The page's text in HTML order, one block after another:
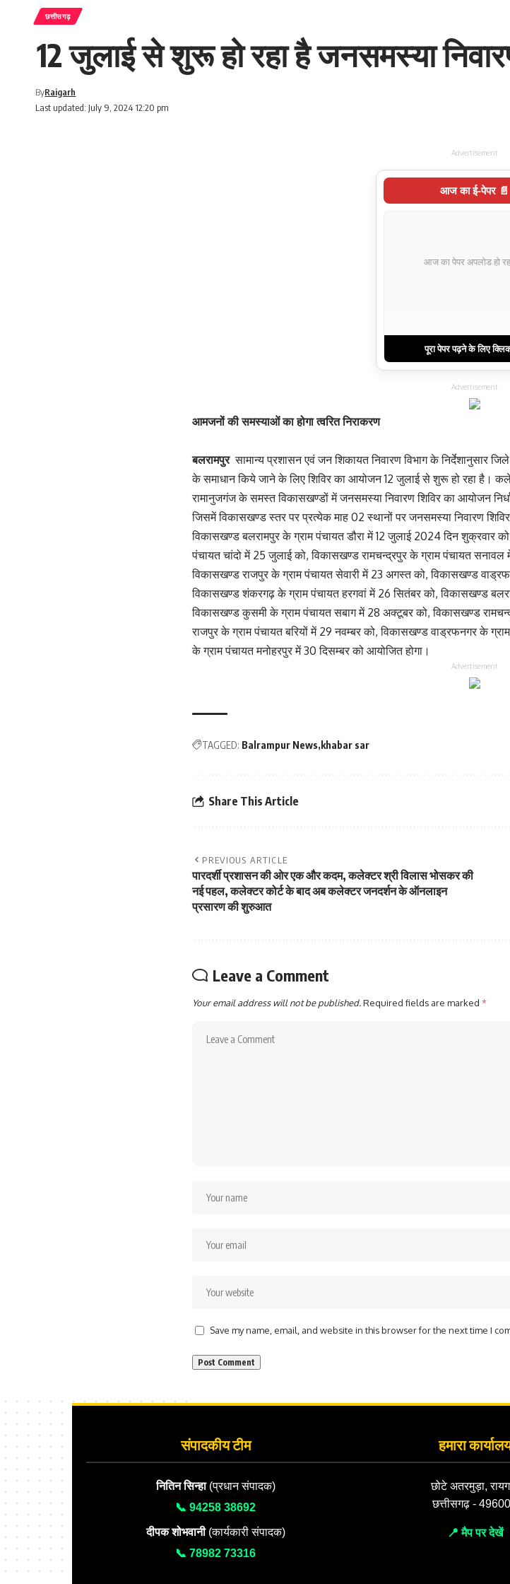
छत्तीसगढ़
12 जुलाई से शुरू हो रहा है जनसमस्या
Last updated: July 9, 2024 12:20 pm
ByRaigarh
Advertisement
आज का ई-पेपर 📄
आज का पेपर अपलोड हो
पूरा पेपर पढ़ने के लिए
Advertisement
आमजनों की समस्याओं का होगा त्वरित निराकरण
बलरामपुरसामान्य प्रशासन एवं जन शिकायत निवारण विभाग के निर्देशानुसार
के समाधान किये जाने के लिए शिविर का आयोजन 12 जुलाई से शुरू हो रहा है।
रामानुजगंज के समस्त विकासखण्डों में जनसमस्या निवारण शिविर का आयोजन
जिसमें विकासखण्ड स्तर पर प्रत्येक माह 02 स्थानों पर जनसमस्या निवारण
विकासखण्ड बलरामपुर के ग्राम पंचायत डौरा में 12 जुलाई 2024 दिन शुक्रवार
पंचायत चांदो में 25 जुलाई को, विकासखण्ड रामचन्द्रपुर के ग्राम पंचायत
विकासखण्ड राजपुर के ग्राम पंचायत सेवारी में 23 अगस्त को, विकासखण्ड
विकासखण्ड शंकरगढ़ के ग्राम पंचायत हरगवां में 26 सितंबर को, विकासखण्ड
विकासखण्ड कुसमी के ग्राम पंचायत सबाग में 28 अक्टूबर को, विकासखण्ड
राजपुर के ग्राम पंचायत बरियों में 29 नवम्बर को, विकासखण्ड वाड्रफनगर के
के ग्राम पंचायत मनोहरपुर में 30 दिसम्बर को आयोजित होगा।
Advertisement
TAGGED: Balrampur News khabar sar
Share This Article
PREVIOUS ARTICLE
पारदर्शी प्रशासन की ओर एक और कदम, कलेक्टर श्री विलास भोसकर की
नई पहल, कलेक्टर कोर्ट के बाद अब कलेक्टर जनदर्शन के ऑनलाइन
प्रसारण की शुरुआत
Leave a Comment
Your email address will not be published.Required fields are marked *
Save my name, email, and website in this browser for the next time I
संपादकीय टीम
नितिन सिन्हा(प्रधान संपादक)
📞 94258 38692
दीपक शोभवानी(कार्यकारी संपादक)
📞 78982 73316
हमारा
छोटे अतरमुड़ा,
छत्तीसगढ़ -
📍 मैप पर देखें